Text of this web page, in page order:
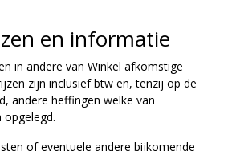
en informatie
in andere van Winkel afkomstige
zijn inclusief btw en, tenzij op de
andere heffingen welke van
of eventuele andere bijkomende